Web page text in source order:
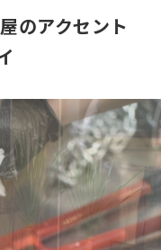
のアクセント